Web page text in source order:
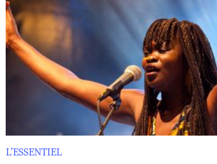
L’ESSENTIEL